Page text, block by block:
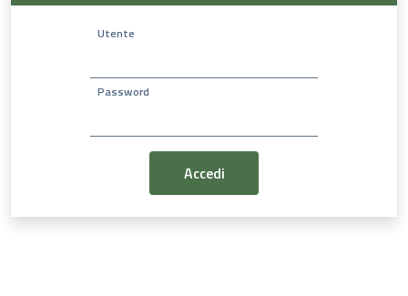
Utente
Password